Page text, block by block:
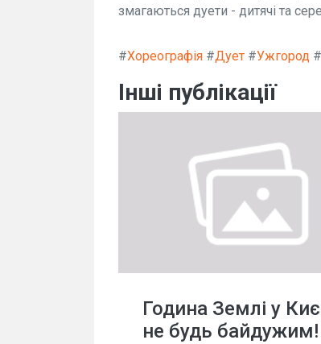
змагаються дуети - дитячі та
#Хореографія #Дует #Ужгород #
Інші публікації
Година Землі у
не будь байдужим!